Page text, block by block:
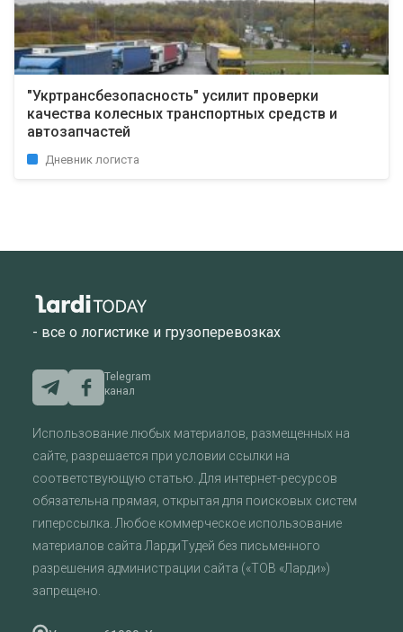
"Укртрансбезопасность" усилит проверки
качества колесных транспортных средств и
автозапчастей
Дневник логиста
- все о логистике и грузоперевозках
Telegram
канал
Использование любых материалов, размещенных на
сайте, разрешается при условии ссылки на
соответствующую статью. Для интернет-ресурсов
обязательна прямая, открытая для поисковых систем
гиперссылка. Любое коммерческое использование
материалов сайта ЛардиТудей без письменного
разрешения администрации сайта («ТОВ «Ларди»)
запрещено.